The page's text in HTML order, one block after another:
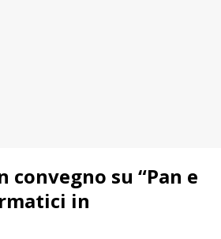
convegno su “Pan e
in